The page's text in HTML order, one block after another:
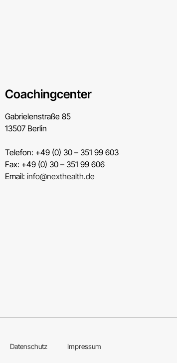
Coachingcenter
Gabrielenstraße 85
13507 Berlin
Telefon: +49 (0) 30 – 351 99 603
Fax: +49 (0) 30 – 351 99 606
Email: info@nexthealth.de
Datenschutz Impressum